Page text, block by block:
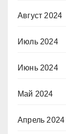
Август 2024
Июль 2024
Июнь 2024
Май 2024
Апрель 2024